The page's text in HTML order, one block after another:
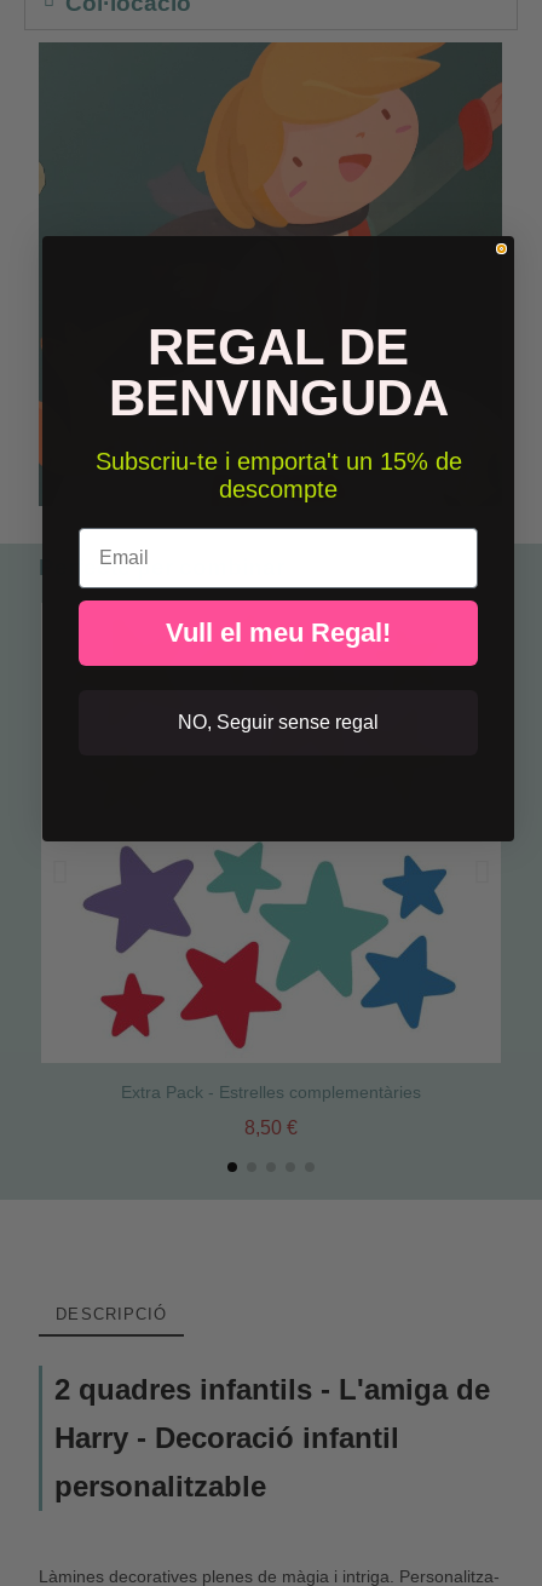
Perfecte per combinar
Extra Pack - Estrelles complementàries
8,50 €
DESCRIPCIÓ
2 quadres infantils - L'amiga de
Harry - Decoració infantil
personalitzable
Làmines decoratives plenes de màgia i intriga. Personalitza-
REGAL DE
BENVINGUDA
Subscriu-te i emporta't un 15% de
descompte
Email
Vull el meu Regal!
NO, Seguir sense regal